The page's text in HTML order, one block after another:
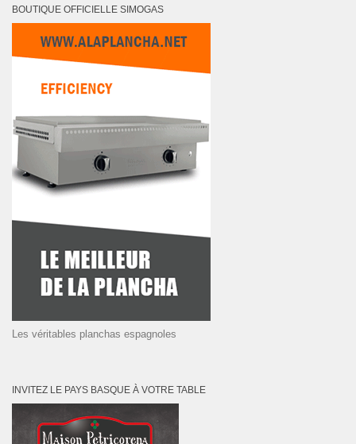
BOUTIQUE OFFICIELLE SIMOGAS
Les véritables planchas espagnoles
INVITEZ LE PAYS BASQUE À VOTRE TABLE